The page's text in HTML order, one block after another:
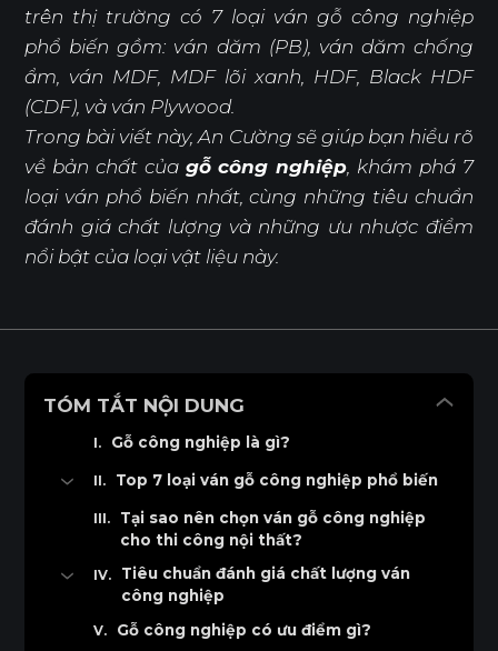
trên thị trường có 7 loại ván gỗ công nghiệp
phổ biến gồm: ván dăm (PB), ván dăm chống
ẩm, ván MDF, MDF lõi xanh, HDF, Black HDF
(CDF), và ván Plywood.
Trong bài viết này, An Cường sẽ giúp bạn hiểu rõ
về bản chất của gỗ công nghiệp, khám phá 7
loại ván phổ biến nhất, cùng những tiêu chuẩn
đánh giá chất lượng và những ưu nhược điểm
nổi bật của loại vật liệu này.
TÓM TẮT NỘI DUNG
Gỗ công nghiệp là gì?
Top 7 loại ván gỗ công nghiệp phổ biến
Gỗ công nghiệp ván dăm (Particle Board)
Gỗ công nghiệp MDF (Medium Density
Fiberboard)
Ván công nghiệp MDF lõi xanh
Gỗ công nghiệp HDF (High Density
Tại sao nên chọn ván gỗ công nghiệp
cho thi công nội thất?
Tiêu chuẩn đánh giá chất lượng ván
công nghiệp
Độ bền uốn (Bending Strength)
Gỗ công nghiệp có ưu điểm gì?